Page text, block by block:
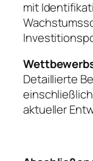
mit
Detaillierte
aktueller